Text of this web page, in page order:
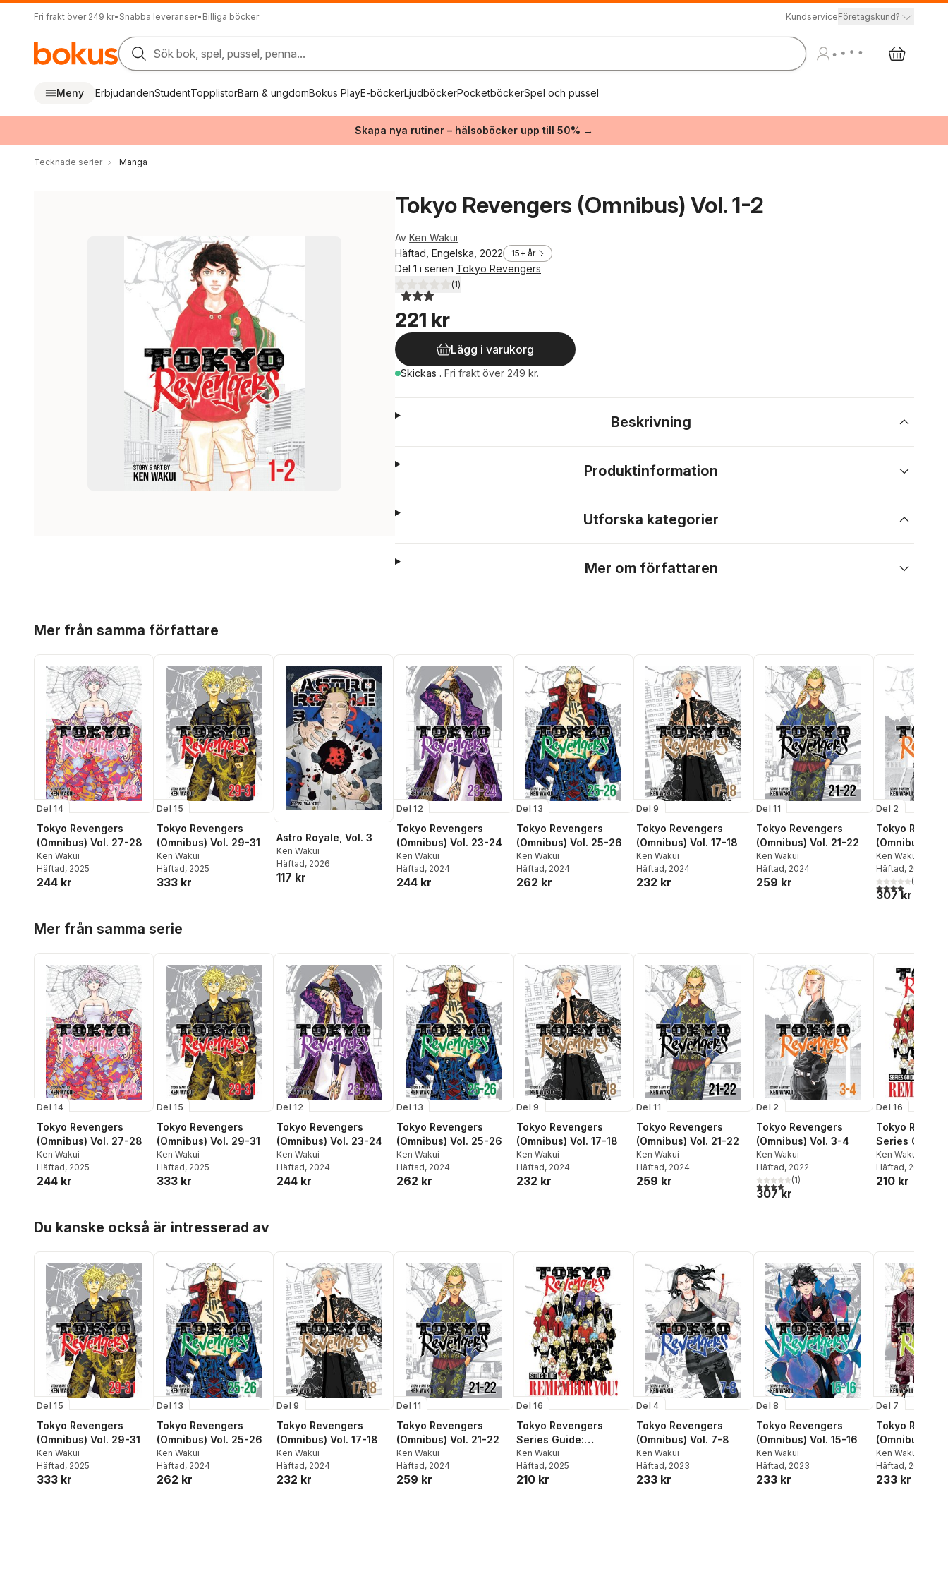
Fri frakt över 249 kr• Snabba leveranser• Billiga böcker KundserviceFöretagskund?
Sök bok, spel, pussel, penna...
Meny ErbjudandenStudentTopplistorBarn & ungdomBokus PlayE-böckerLjudböckerPocketböckerSpel och pussel
Skapa nya rutiner – hälsoböcker upp till 50% →
Tecknade serier Manga
Tokyo Revengers (Omnibus) Vol. 1-2
Av Ken Wakui
Häftad, Engelska, 2022
15+ år
Del 1 i serien Tokyo Revengers
3,0utav 5 stjärnor. Totalt antal röster:
(1)
221 kr
Lägg i varukorg
Skickas . Fri frakt över 249 kr.
Beskrivning
Produktinformation
Utforska kategorier
Mer om författaren
Mer från samma författare
Del 14
Tokyo Revengers
(Omnibus) Vol. 27-28
Ken Wakui
Häftad, 2025
244 kr
Del 15
Tokyo Revengers
(Omnibus) Vol. 29-31
Ken Wakui
Häftad, 2025
333 kr
Astro Royale, Vol. 3
Ken Wakui
Häftad, 2026
117 kr
Del 12
Tokyo Revengers
(Omnibus) Vol. 23-24
Ken Wakui
Häftad, 2024
244 kr
Del 13
Tokyo Revengers
(Omnibus) Vol. 25-26
Ken Wakui
Häftad, 2024
262 kr
Del 9
Tokyo Revengers
(Omnibus) Vol. 17-18
Ken Wakui
Häftad, 2024
232 kr
Del 11
Tokyo Revengers
(Omnibus) Vol. 21-22
Ken Wakui
Häftad, 2024
259 kr
Del 2
Tokyo
(Omnibus)
Ken Wakui
Häftad, 2022
4,0utav 5(
307 kr
Mer från samma serie
Del 14
Tokyo Revengers
(Omnibus) Vol. 27-28
Ken Wakui
Häftad, 2025
244 kr
Del 15
Tokyo Revengers
(Omnibus) Vol. 29-31
Ken Wakui
Häftad, 2025
333 kr
Del 12
Tokyo Revengers
(Omnibus) Vol. 23-24
Ken Wakui
Häftad, 2024
244 kr
Del 13
Tokyo Revengers
(Omnibus) Vol. 25-26
Ken Wakui
Häftad, 2024
262 kr
Del 9
Tokyo Revengers
(Omnibus) Vol. 17-18
Ken Wakui
Häftad, 2024
232 kr
Del 11
Tokyo Revengers
(Omnibus) Vol. 21-22
Ken Wakui
Häftad, 2024
259 kr
Del 2
Tokyo Revengers
(Omnibus) Vol. 3-4
Ken Wakui
Häftad, 2022
4,0utav 5 stjärnor. Totalt antal röster:
(1)
307 kr
Del 16
Tokyo
Series Guide:
REMEMBER
Ken Wakui
Häftad, 2025
210 kr
Du kanske också är intresserad av
Del 15
Tokyo Revengers
(Omnibus) Vol. 29-31
Ken Wakui
Häftad, 2025
333 kr
Del 13
Tokyo Revengers
(Omnibus) Vol. 25-26
Ken Wakui
Häftad, 2024
262 kr
Del 9
Tokyo Revengers
(Omnibus) Vol. 17-18
Ken Wakui
Häftad, 2024
232 kr
Del 11
Tokyo Revengers
(Omnibus) Vol. 21-22
Ken Wakui
Häftad, 2024
259 kr
Del 16
Tokyo Revengers
Series Guide:
REMEMBER YOU!
Ken Wakui
Häftad, 2025
210 kr
Del 4
Tokyo Revengers
(Omnibus) Vol. 7-8
Ken Wakui
Häftad, 2023
233 kr
Del 8
Tokyo Revengers
(Omnibus) Vol. 15-16
Ken Wakui
Häftad, 2023
233 kr
Del 7
Tokyo
(Omnibus)
Ken Wakui
Häftad, 2023
233 kr